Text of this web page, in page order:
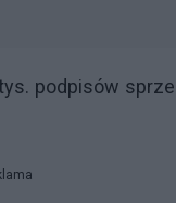
podpisów